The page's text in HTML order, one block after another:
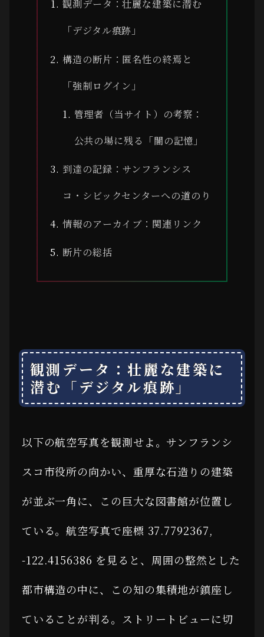
観測データ：壮麗な建築に潜む
「デジタル痕跡」
構造の断片：匿名性の終焉と
「強制ログイン」
管理者（当サイト）の考察：
公共の場に残る「闇の記憶」
到達の記録：サンフランシス
コ・シビックセンターへの道のり
情報のアーカイブ：関連リンク
断片の総括
観測データ：壮麗な建築に
潜む「デジタル痕跡」
以下の航空写真を観測せよ。サンフランシ
スコ市役所の向かい、重厚な石造りの建築
が並ぶ一角に、この巨大な図書館が位置し
ている。航空写真で座標 37.7792367,
-122.4156386 を見ると、周囲の整然とした
都市構造の中に、この知の集積地が鎮座し
ていることが判る。ストリートビューに切